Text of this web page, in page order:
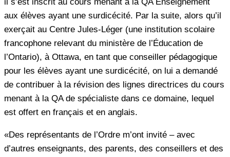
aux élèves ayant une surdicécité. Par la suite, alors qu’il
exerçait au Centre Jules-Léger (une institution scolaire
francophone relevant du ministère de l’Éducation de
l’Ontario), à Ottawa, en tant que conseiller pédagogique
pour les élèves ayant une surdicécité, on lui a demandé
de contribuer à la révision des lignes directrices du cours
menant à la QA de spécialiste dans ce domaine, lequel
est offert en français et en anglais.
«Des représentants de l’Ordre m’ont invité – avec
d’autres enseignants, des parents, des conseillers et des